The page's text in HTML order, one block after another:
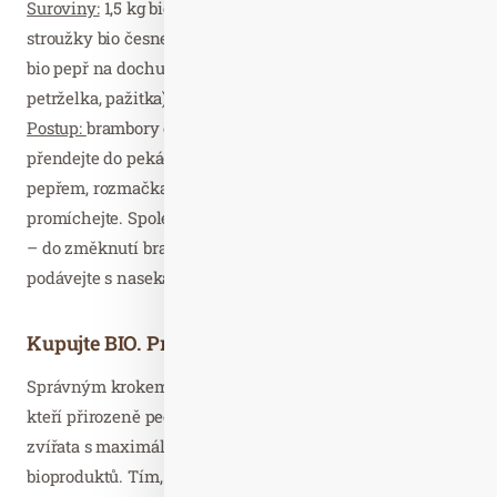
Suroviny:1,5 kg bio brambor, 2 kelímky bio smetany, 3
stroužky bio česneku, kousek bio pórku (nemusí být), sůl,
bio pepř na dochucení, bio bylinky na ozdobu (např. kopr,
petrželka, pažitka).
Postup: brambory oloupejte a rozkrájejte na tenké plátky,
přendejte do pekáče a přelijte smetanou. Dochuťte solí,
pepřem, rozmačkaným česnekem i pokrájeným pórkem –
promíchejte. Společně pečte cca 40 minut na 180 stupňů
– do změknutí brambor. Nechte pořádně vychladit a
podávejte s nasekanými čerstvými bylinkami.
Kupujte BIO. Pro budoucnost!
Správným krokem, jak podpořit ekologické zemědělce,
kteří přirozeně pečují o půdu, krajinu a hospodářská
zvířata s maximální ohleduplností, je nákup jejich
bioproduktů. Tím, že zvolíte lokálního dodavatele, máte